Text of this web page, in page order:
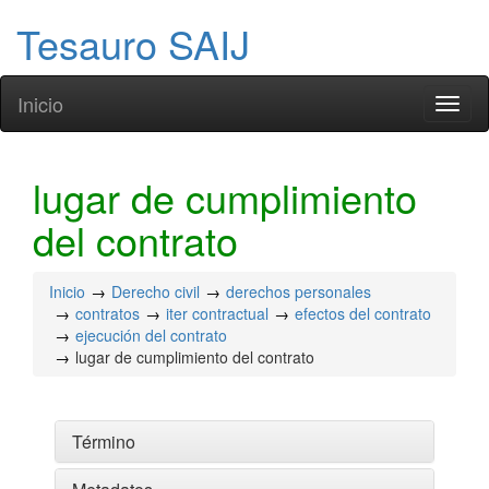
Tesauro SAIJ
Inicio
lugar de cumplimiento
del contrato
Inicio Derecho civil
derechos personales
contratos
iter contractual
efectos del contrato
ejecución del contrato
lugar de cumplimiento del contrato
Término